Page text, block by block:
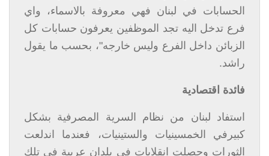
الحسابات في لبنان فهي معروفة بالاسماء، واي
فرع تدخل اليه تجد الموظفين يعرفون حسابات كل
الزبائن داخل الفرع وليس خارجه"، بحسب ما يقول
راشد.
فائدة اقتصادية
استفاد لبنان من نظام السرية المصرفية بشكل
كبيرفي الخمسينيات والستينيات، فعندما اندلعت
الثورات وحصلت انقلابات في بلدان عربية في تلك